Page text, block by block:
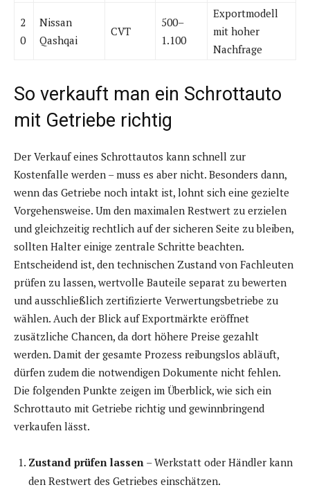
2
0
Nissan
Qashqai
CVT
500–
1.100
Exportmodell
mit hoher
Nachfrage
So verkauft man ein Schrottauto
mit Getriebe richtig
Der Verkauf eines Schrottautos kann schnell zur
Kostenfalle werden – muss es aber nicht. Besonders dann,
wenn das Getriebe noch intakt ist, lohnt sich eine gezielte
Vorgehensweise. Um den maximalen Restwert zu erzielen
und gleichzeitig rechtlich auf der sicheren Seite zu bleiben,
sollten Halter einige zentrale Schritte beachten.
Entscheidend ist, den technischen Zustand von Fachleuten
prüfen zu lassen, wertvolle Bauteile separat zu bewerten
und ausschließlich zertifizierte Verwertungsbetriebe zu
wählen. Auch der Blick auf Exportmärkte eröffnet
zusätzliche Chancen, da dort höhere Preise gezahlt
werden. Damit der gesamte Prozess reibungslos abläuft,
dürfen zudem die notwendigen Dokumente nicht fehlen.
Die folgenden Punkte zeigen im Überblick, wie sich ein
Schrottauto mit Getriebe richtig und gewinnbringend
verkaufen lässt.
Zustand prüfen lassen – Werkstatt oder Händler kann
den Restwert des Getriebes einschätzen.